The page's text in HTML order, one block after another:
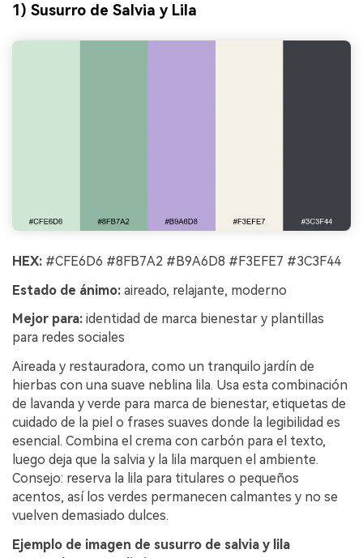
1) Susurro de Salvia y Lila
HEX: #CFE6D6 #8FB7A2 #B9A6D8 #F3EFE7 #3C3F44
Estado de ánimo: aireado, relajante, moderno
Mejor para: identidad de marca bienestar y plantillas
para redes sociales
Aireada y restauradora, como un tranquilo jardín de
hierbas con una suave neblina lila. Usa esta combinación
de lavanda y verde para marca de bienestar, etiquetas de
cuidado de la piel o frases suaves donde la legibilidad es
esencial. Combina el crema con carbón para el texto,
luego deja que la salvia y la lila marquen el ambiente.
Consejo: reserva la lila para titulares o pequeños
acentos, así los verdes permanecen calmantes y no se
vuelven demasiado dulces.
Ejemplo de imagen de susurro de salvia y lila